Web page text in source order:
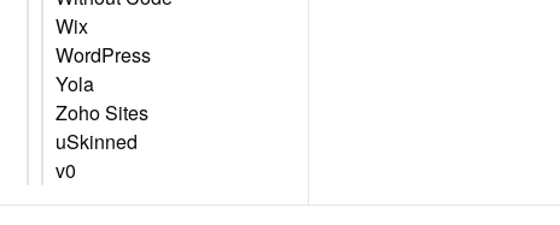
Wix
WordPress
Yola
Zoho Sites
uSkinned
v0